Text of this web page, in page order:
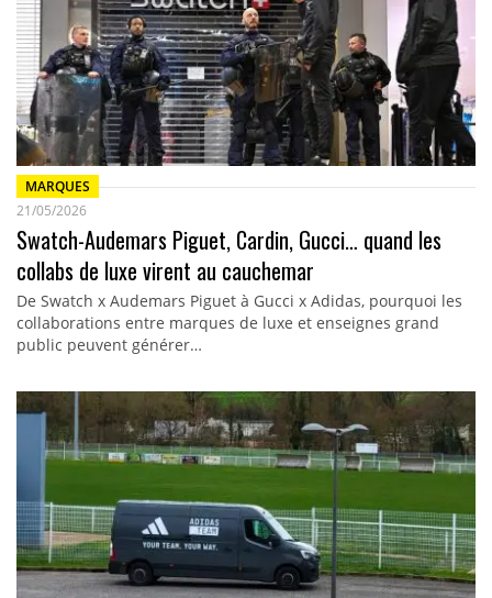
MARQUES
21/05/2026
Swatch-Audemars Piguet, Cardin, Gucci… quand les
collabs de luxe virent au cauchemar
De Swatch x Audemars Piguet à Gucci x Adidas, pourquoi les
collaborations entre marques de luxe et enseignes grand
public peuvent générer…